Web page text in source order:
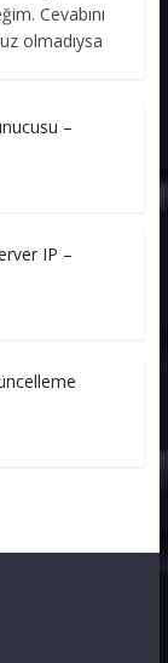
Cevabını
olmadıysa
–
IP –